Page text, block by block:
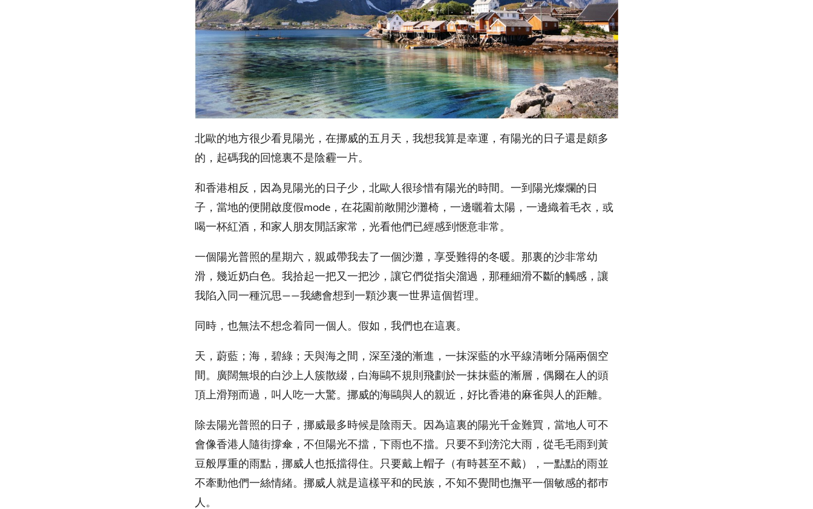
北歐的地方很少看見陽光，在挪威的五月天，我想我算是幸運，有陽光的日子還是頗多
的，起碼我的回憶裏不是陰霾一片。
和香港相反，因為見陽光的日子少，北歐人很珍惜有陽光的時間。一到陽光燦爛的日
子，當地的便開啟度假mode，在花園前敞開沙灘椅，一邊曬着太陽，一邊織着毛衣，或
喝一杯紅酒，和家人朋友閒話家常，光看他們已經感到愜意非常。
一個陽光普照的星期六，親戚帶我去了一個沙灘，享受難得的冬暖。那裏的沙非常幼
滑，幾近奶白色。我拾起一把又一把沙，讓它們從指尖溜過，那種細滑不斷的觸感，讓
我陷入同一種沉思——我總會想到一顆沙裏一世界這個哲理。
同時，也無法不想念着同一個人。假如，我們也在這裏。
天，蔚藍；海，碧綠；天與海之間，深至淺的漸進，一抹深藍的水平線清晰分隔兩個空
間。廣闊無垠的白沙上人簇散綴，白海鷗不規則飛劃於一抹抹藍的漸層，偶爾在人的頭
頂上滑翔而過，叫人吃一大驚。挪威的海鷗與人的親近，好比香港的麻雀與人的距離。
除去陽光普照的日子，挪威最多時候是陰雨天。因為這裏的陽光千金難買，當地人可不
會像香港人隨街撐傘，不但陽光不擋，下雨也不擋。只要不到滂沱大雨，從毛毛雨到黃
豆般厚重的雨點，挪威人也抵擋得住。只要戴上帽子（有時甚至不戴），一點點的雨並
不牽動他們一絲情緒。挪威人就是這樣平和的民族，不知不覺間也撫平一個敏感的都巿
人。